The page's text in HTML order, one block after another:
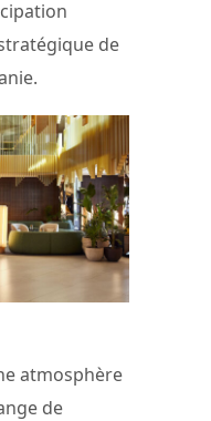
de
atmosphère
de